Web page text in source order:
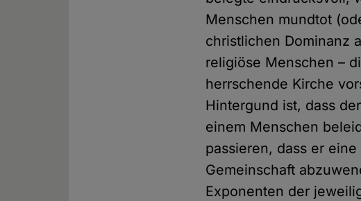
Menschen mundtot
christlichen Dominanz
religiöse Menschen –
herrschende Kirche
Hintergund ist, dass
einem Menschen
passieren, dass er
Gemeinschaft
Exponenten der